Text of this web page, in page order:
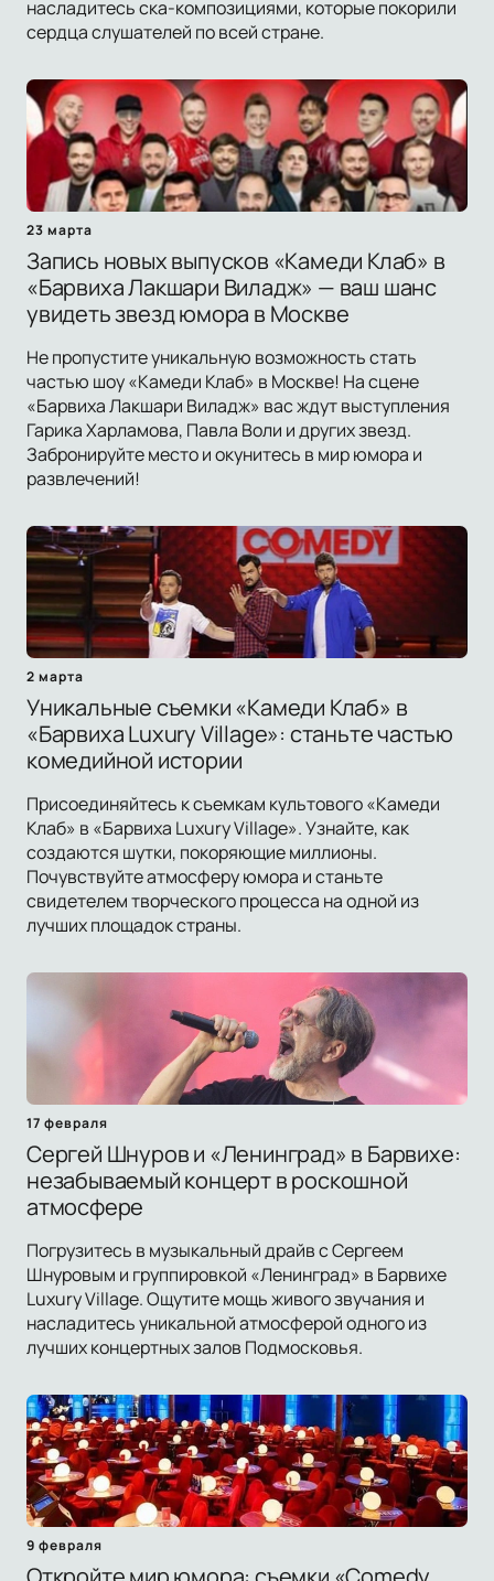
насладитесь ска-композициями, которые покорили
сердца слушателей по всей стране.
23 марта
Запись новых выпусков «Камеди Клаб» в
«Барвиха Лакшари Виладж» — ваш шанс
увидеть звезд юмора в Москве
Не пропустите уникальную возможность стать
частью шоу «Камеди Клаб» в Москве! На сцене
«Барвиха Лакшари Виладж» вас ждут выступления
Гарика Харламова, Павла Воли и других звезд.
Забронируйте место и окунитесь в мир юмора и
развлечений!
2 марта
Уникальные съемки «Камеди Клаб» в
«Барвиха Luxury Village»: станьте частью
комедийной истории
Присоединяйтесь к съемкам культового «Камеди
Клаб» в «Барвиха Luxury Village». Узнайте, как
создаются шутки, покоряющие миллионы.
Почувствуйте атмосферу юмора и станьте
свидетелем творческого процесса на одной из
лучших площадок страны.
17 февраля
Сергей Шнуров и «Ленинград» в Барвихе:
незабываемый концерт в роскошной
атмосфере
Погрузитесь в музыкальный драйв с Сергеем
Шнуровым и группировкой «Ленинград» в Барвихе
Luxury Village. Ощутите мощь живого звучания и
насладитесь уникальной атмосферой одного из
лучших концертных залов Подмосковья.
9 февраля